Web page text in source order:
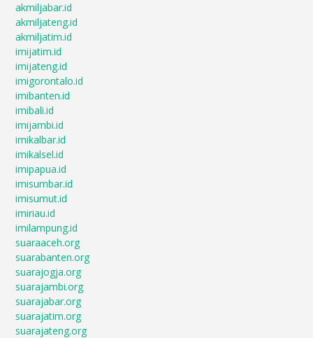
akmiljabar.id
akmiljateng.id
akmiljatim.id
imijatim.id
imijateng.id
imigorontalo.id
imibanten.id
imibali.id
imijambi.id
imikalbar.id
imikalsel.id
imipapua.id
imisumbar.id
imisumut.id
imiriau.id
imilampung.id
suaraaceh.org
suarabanten.org
suarajogja.org
suarajambi.org
suarajabar.org
suarajatim.org
suarajateng.org